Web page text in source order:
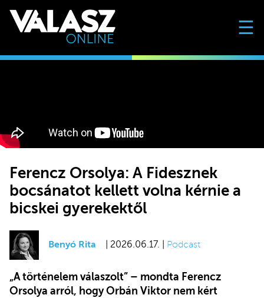
☰
Ferencz Orsolya: A Fidesznek
bocsánatot kellett volna kérnie a
bicskei gyerekektől
Benyó Rita | 2026.06.17. | Podcast
„A történelem válaszolt” – mondta Ferencz
Orsolya arról, hogy Orbán Viktor nem kért